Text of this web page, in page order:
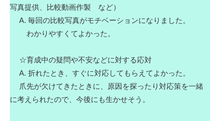
写真提供、比較動画作製 など）
A. 毎回の比較写真がモチベーションになりました。
わかりやすくてよかった。
☆育成中の疑問や不安などに対する応対
A. 折れたとき、すぐに対応してもらえてよかった。
爪先が欠けてきたときに、原因を探ったり対応策を一緒
に考えられたので、今後にも生かせそう。